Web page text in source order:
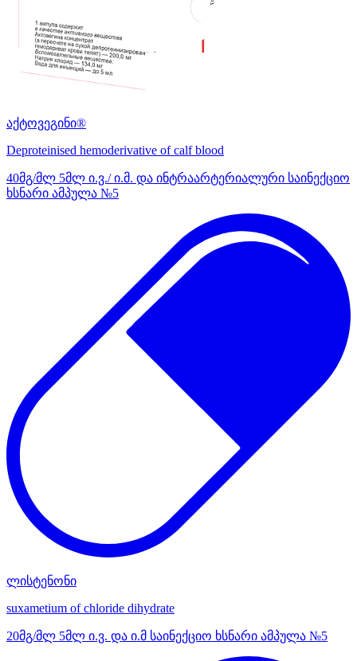
აქტოვეგინი®
Deproteinised hemoderivative of calf blood
40მგ/მლ 5მლ ი.ვ./ ი.მ. და ინტრაარტერიალური საინექციო
ხსნარი ამპულა №5
ლისტენონი
suxametium of chloride dihydrate
20მგ/მლ 5მლ ი.ვ. და ი.მ საინექციო ხსნარი ამპულა №5